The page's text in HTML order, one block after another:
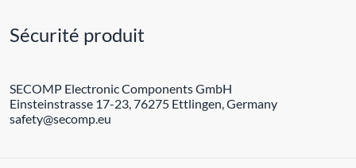
Sécurité produit
SECOMP Electronic Components GmbH
Einsteinstrasse 17-23, 76275 Ettlingen, Germany
safety@secomp.eu